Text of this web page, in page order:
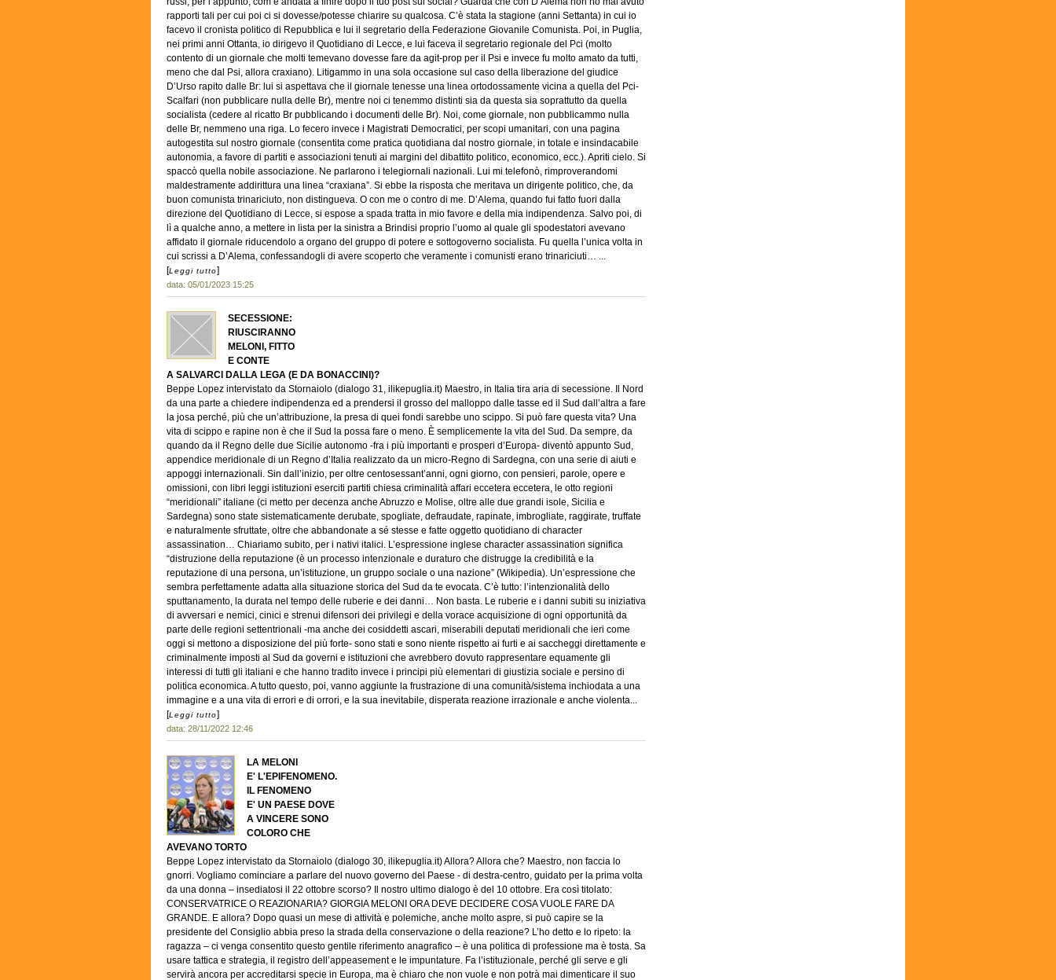
rapporti tali per cui poi ci si dovesse/potesse chiarire su qualcosa. C’è stata la stagione (anni Settanta) in cui io
facevo il cronista politico di Repubblica e lui il segretario della Federazione Giovanile Comunista. Poi, in Puglia,
nei primi anni Ottanta, io dirigevo il Quotidiano di Lecce, e lui faceva il segretario regionale del Pci (molto
contento di un giornale che molti temevano dovesse fare da agit-prop per il Psi e invece fu molto amato da tutti,
meno che dal Psi, allora craxiano). Litigammo in una sola occasione sul caso della liberazione del giudice
D’Urso rapito dalle Br: lui si aspettava che il giornale tenesse una linea ortodossamente vicina a quella del Pci-
Scalfari (non pubblicare nulla delle Br), mentre noi ci tenemmo distinti sia da questa sia soprattutto da quella
socialista (cedere al ricatto Br pubblicando i documenti delle Br). Noi, come giornale, non pubblicammo nulla
delle Br, nemmeno una riga. Lo fecero invece i Magistrati Democratici, per scopi umanitari, con una pagina
autogestita sul nostro giornale (consentita come pratica quotidiana dal nostro giornale, in totale e insindacabile
autonomia, a favore di partiti e associazioni tenuti ai margini del dibattito politico, economico, ecc.). Apriti cielo. Si
spaccò quella nobile associazione. Ne parlarono i telegiornali nazionali. Lui mi telefonò, rimproverandomi
maldestramente addirittura una linea “craxiana”. Si ebbe la risposta che meritava un dirigente politico, che, da
buon comunista trinariciuto, non distingueva. O con me o contro di me. D’Alema, quando fui fatto fuori dalla
direzione del Quotidiano di Lecce, si espose a spada tratta in mio favore e della mia indipendenza. Salvo poi, di
lì a qualche anno, a mettere in lista per la sinistra a Brindisi proprio l’uomo al quale gli spodestatori avevano
affidato il giornale riducendolo a organo del gruppo di potere e sottogoverno socialista. Fu quella l’unica volta in
cui scrissi a D’Alema, confessandogli di avere scoperto che veramente i comunisti erano trinariciuti… ...
[Leggi tutto]
data: 05/01/2023 15:25
SECESSIONE:
RIUSCIRANNO
MELONI, FITTO
E CONTE
A SALVARCI DALLA LEGA (E DA BONACCINI)?
Beppe Lopez intervistato da Stornaiolo (dialogo 31, ilikepuglia.it) Maestro, in Italia tira aria di secessione. Il Nord
da una parte a chiedere indipendenza ed a prendersi il grosso del malloppo dalle tasse ed il Sud dall’altra a fare
la josa perché, più che un’attribuzione, la presa di quei fondi sarebbe uno scippo. Si può fare questa vita? Una
vita di scippo e rapine non è che il Sud la possa fare o meno. È semplicemente la vita del Sud. Da sempre, da
quando da il Regno delle due Sicilie autonomo -fra i più importanti e prosperi d’Europa- diventò appunto Sud,
appendice meridionale di un Regno d’Italia realizzato da un micro-Regno di Sardegna, con una serie di aiuti e
appoggi internazionali. Sin dall’inizio, per oltre centosessant’anni, ogni giorno, con pensieri, parole, opere e
omissioni, con libri leggi istituzioni eserciti partiti chiesa criminalità affari eccetera eccetera, le otto regioni
“meridionali” italiane (ci metto per decenza anche Abruzzo e Molise, oltre alle due grandi isole, Sicilia e
Sardegna) sono state sistematicamente derubate, spogliate, defraudate, rapinate, imbrogliate, raggirate, truffate
e naturalmente sfruttate, oltre che abbandonate a sé stesse e fatte oggetto quotidiano di character
assassination… Chiariamo subito, per i nativi italici. L’espressione inglese character assassination significa
“distruzione della reputazione (è un processo intenzionale e duraturo che distrugge la credibilità e la
reputazione di una persona, un’istituzione, un gruppo sociale o una nazione” (Wikipedia). Un’espressione che
sembra perfettamente adatta alla situazione storica del Sud da te evocata. C’è tutto: l’intenzionalità dello
sputtanamento, la durata nel tempo delle ruberie e dei danni… Non basta. Le ruberie e i danni subiti su iniziativa
di avversari e nemici, cinici e strenui difensori dei privilegi e della vorace acquisizione di ogni opportunità da
parte delle regioni settentrionali -ma anche dei cosiddetti ascari, miserabili deputati meridionali che ieri come
oggi si mettono a disposizione del più forte- sono stati e sono niente rispetto ai furti e ai saccheggi direttamente e
criminalmente imposti al Sud da governi e istituzioni che avrebbero dovuto rappresentare equamente gli
interessi di tutti gli italiani e che hanno tradito invece i principi più elementari di giustizia sociale e persino di
politica economica. A tutto questo, poi, vanno aggiunte la frustrazione di una comunità/sistema inchiodata a una
immagine e a una vita di errori e di orrori, e la sua inevitabile, disperata reazione irrazionale e anche violenta...
[Leggi tutto]
data: 28/11/2022 12:46
LA MELONI
E' L'EPIFENOMENO.
IL FENOMENO
E' UN PAESE DOVE
A VINCERE SONO
COLORO CHE
AVEVANO TORTO
Beppe Lopez intervistato da Stornaiolo (dialogo 30, ilikepuglia.it) Allora? Allora che? Maestro, non faccia lo
gnorri. Vogliamo cominciare a parlare del nuovo governo del Paese - di destra-centro, guidato per la prima volta
da una donna – insediatosi il 22 ottobre scorso? Il nostro ultimo dialogo è del 10 ottobre. Era così titolato:
CONSERVATRICE O REAZIONARIA? GIORGIA MELONI ORA DEVE DECIDERE COSA VUOLE FARE DA
GRANDE. E allora? Dopo quasi un mese di attività e polemiche, anche molto aspre, si può capire se la
presidente del Consiglio abbia preso la strada della conservazione o della reazione? L’ho detto e lo ripeto: la
ragazza – ci venga consentito questo gentile riferimento anagrafico – è una politica di professione ma è tosta. Sa
usare tattica e strategia, il registro dell’appeasement e le impuntature. Fa l’istituzionale, perché gli serve e gli
servirà ancora per accreditarsi specie in Europa, ma è chiaro che non vuole e non potrà mai dimenticare il suo